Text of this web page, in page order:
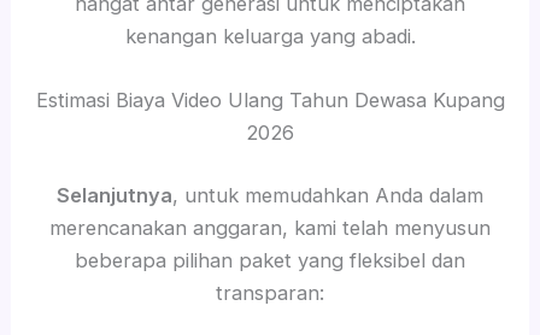
kenangan keluarga yang abadi.
Estimasi Biaya Video Ulang Tahun Dewasa Kupang
2026
Selanjutnya, untuk memudahkan Anda dalam
merencanakan anggaran, kami telah menyusun
beberapa pilihan paket yang fleksibel dan
transparan: